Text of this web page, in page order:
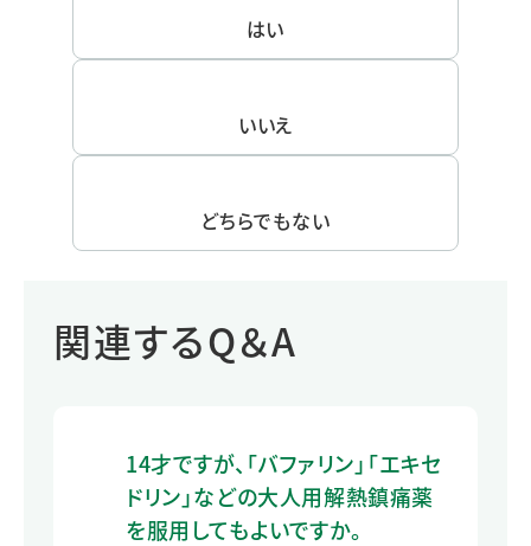
はい
いいえ
どちらでもない
関連するQ＆A
14才ですが、「バファリン」「エキセ
ドリン」などの大人用解熱鎮痛薬
を服用してもよいですか。